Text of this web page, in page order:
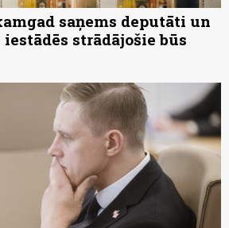
saņems deputāti un
strādājošie būs